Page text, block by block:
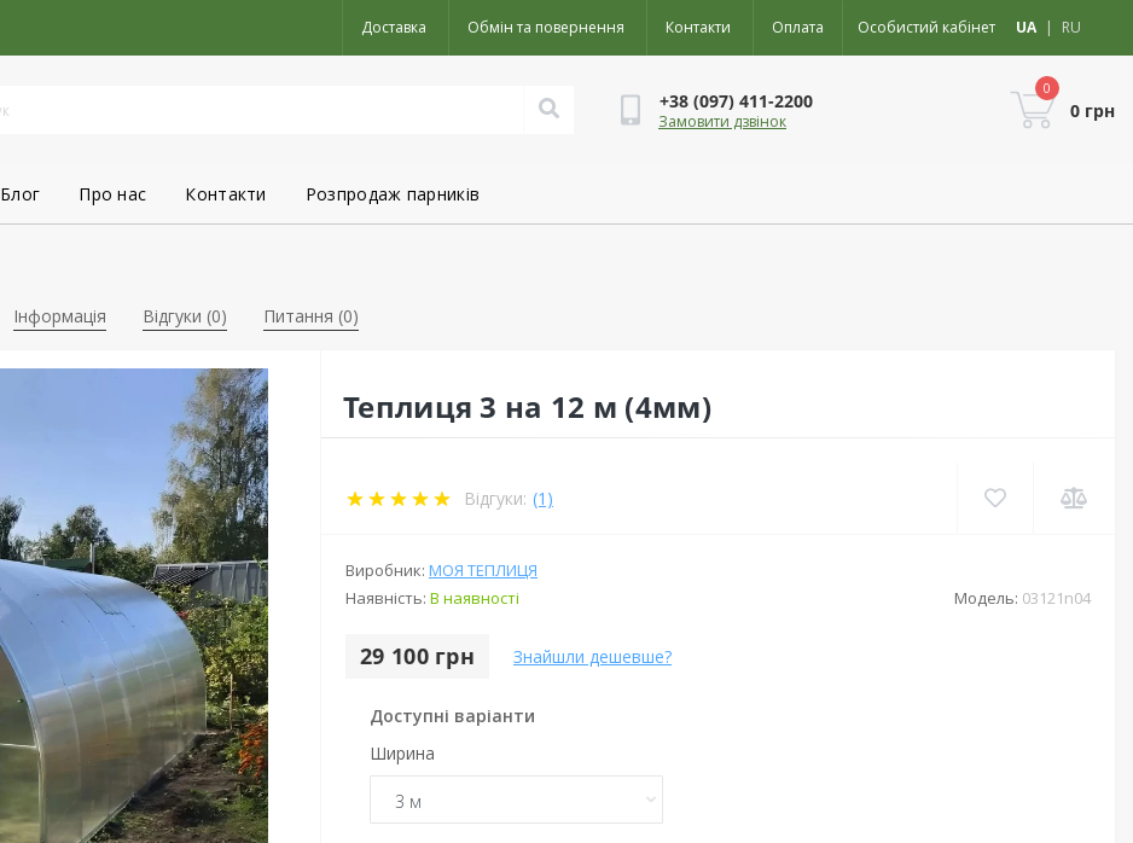
Доставка Обмін та повернення Контакти Оплата Особистий кабінет UA | RU
+38 (097) 411-2200
Замовити дзвінок
0
0 грн
Блог Про нас Контакти Розпродаж парників
Інформація Відгуки (0) Питання (0)
Теплиця 3 на 12 м (4мм)
Відгуки: (1)
Виробник: МОЯ ТЕПЛИЦЯ
Модель: 03121n04
Наявність: В наявності
29 100 грн Знайшли дешевше?
Доступні варіанти
Ширина